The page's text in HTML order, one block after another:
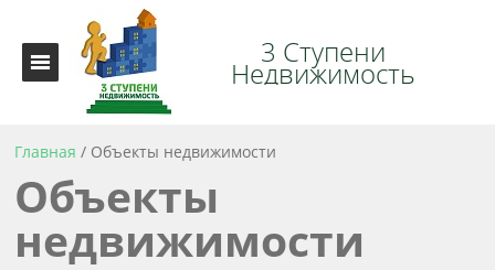
3 Ступени
Недвижимость
Главная / Объекты недвижимости
Объекты
недвижимости